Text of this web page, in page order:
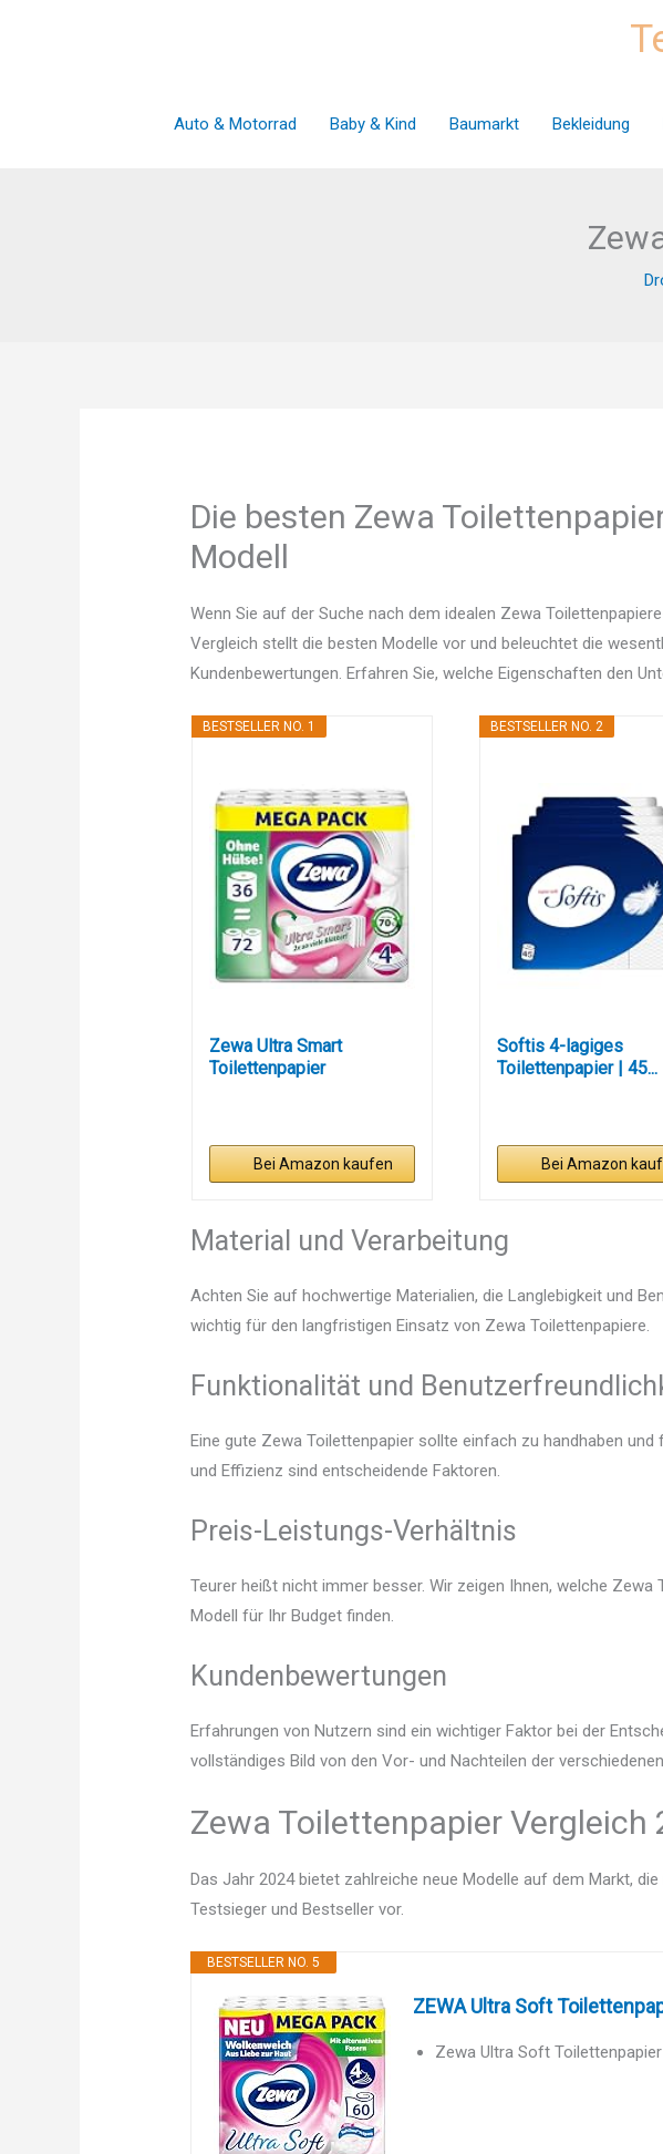
Auto & Motorrad Baby & Kind Baumarkt Bekleidung
Die besten Zewa
Modell
Wenn Sie auf der Suche nach dem idealen Zewa
Vergleich stellt die besten Modelle vor und beleuchtet die
Kundenbewertungen. Erfahren Sie, welche Eigenschaften den
BESTSELLER NO. 1
Zewa Ultra Smart
Toilettenpapier
Bei Amazon kaufen
BESTSELLER NO. 2
Softis 4-lagiges
Toilettenpapier | 45...
Bei Amazon
Material und Verarbeitung
Achten Sie auf hochwertige Materialien, die Langlebigkeit und
wichtig für den langfristigen Einsatz von Zewa Toilettenpapiere.
Funktionalität und
Eine gute Zewa Toilettenpapier sollte einfach zu handhaben
und Effizienz sind entscheidende Faktoren.
Preis-Leistungs-Verhältnis
Teurer heißt nicht immer besser. Wir zeigen Ihnen, welche
Modell für Ihr Budget finden.
Kundenbewertungen
Erfahrungen von Nutzern sind ein wichtiger Faktor bei der
vollständiges Bild von den Vor- und Nachteilen der
Zewa Toilettenpapier
Das Jahr 2024 bietet zahlreiche neue Modelle auf dem Markt,
Testsieger und Bestseller vor.
BESTSELLER NO. 5
ZEWA Ultra Soft
Zewa Ultra Soft